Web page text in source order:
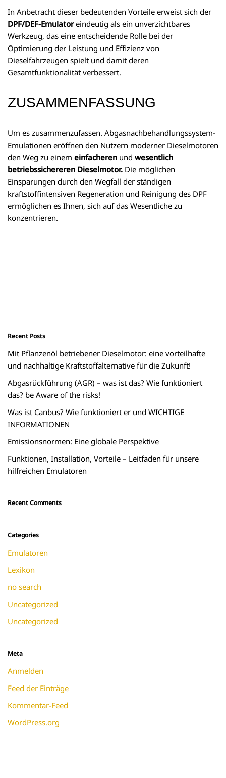
In Anbetracht dieser bedeutenden Vorteile erweist sich der
DPF/DEF-Emulatoreindeutig als ein unverzichtbares
Werkzeug, das eine entscheidende Rolle bei der
Optimierung der Leistung und Effizienz von
Dieselfahrzeugen spielt und damit deren
Gesamtfunktionalität verbessert.
ZUSAMMENFASSUNG
Um es zusammenzufassen. Abgasnachbehandlungssystem-
Emulationen eröffnen den Nutzern moderner Dieselmotoren
den Weg zu einem einfacheren und wesentlich
betriebssichereren Dieselmotor. Die möglichen
Einsparungen durch den Wegfall der ständigen
kraftstoffintensiven Regeneration und Reinigung des DPF
ermöglichen es Ihnen, sich auf das Wesentliche zu
konzentrieren.
Recent Posts
Mit Pflanzenöl betriebener Dieselmotor: eine vorteilhafte
und nachhaltige Kraftstoffalternative für die Zukunft!
Abgasrückführung (AGR) – was ist das? Wie funktioniert
das? be Aware of the risks!
Was ist Canbus? Wie funktioniert er und WICHTIGE
INFORMATIONEN
Emissionsnormen: Eine globale Perspektive
Funktionen, Installation, Vorteile – Leitfaden für unsere
hilfreichen Emulatoren
Recent Comments
Categories
Emulatoren
Lexikon
no search
Uncategorized
Uncategorized
Meta
Anmelden
Feed der Einträge
Kommentar-Feed
WordPress.org